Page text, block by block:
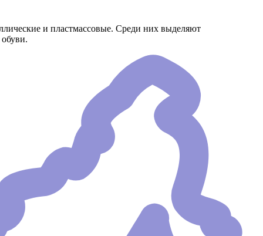
и пластмассовые. Среди них выделяют